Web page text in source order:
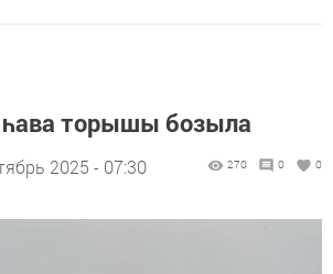
һава торышы бозыла
2025 - 07:30 270 0 0